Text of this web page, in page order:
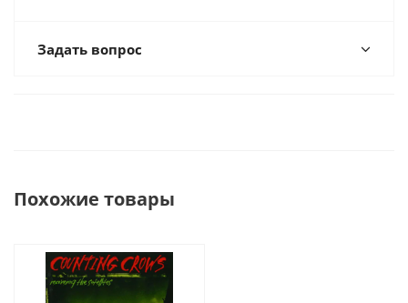
Задать вопрос
Похожие товары